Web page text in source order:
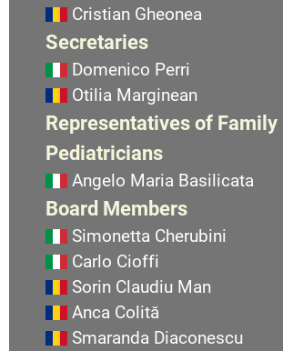
Cristian Gheonea
Secretaries
Domenico Perri
Otilia Marginean
Representatives of Family
Pediatricians
Angelo Maria Basilicata
Board Members
Simonetta Cherubini
Carlo Cioffi
Sorin Claudiu Man
Anca Colită
Smaranda Diaconescu